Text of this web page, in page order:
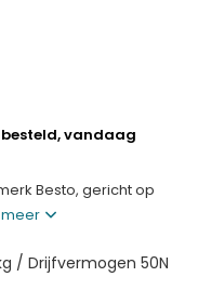
besteld, vandaag
Besto, gericht op
/ Drijfvermogen 50N